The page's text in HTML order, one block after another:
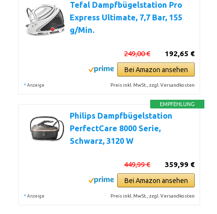
Tefal Dampfbügelstation Pro
Express Ultimate, 7,7 Bar, 155
g/Min.
192,65 €
249,00 €
Bei Amazon ansehen
* Anzeige Preis inkl. MwSt., zzgl. Versandkosten
EMPFEHLUNG
Philips Dampfbügelstation
PerfectCare 8000 Serie,
Schwarz, 3120 W
359,99 €
449,99 €
Bei Amazon ansehen
* Anzeige Preis inkl. MwSt., zzgl. Versandkosten